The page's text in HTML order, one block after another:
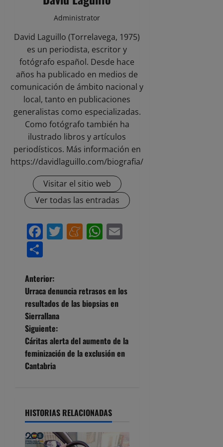
Administrator
David Laguillo (Torrelavega, 1975)
es un periodista, escritor y
fotógrafo español. Desde hace
años ha publicado en medios de
comunicación de ámbito nacional y
local, tanto en publicaciones
generalistas como especializadas.
Como fotógrafo también ha
ilustrado libros y artículos
periodísticos. Más información en
https://davidlaguillo.com/biografia/
Visitar el sitio web
Ver todas las entradas
Facebook
Twitter
Meneame
WhatsApp
N
a
v
e
g
c
i
Anterior:
Urraca denuncia retrasos en los
resultados de las biopsias en
Sierrallana
Siguiente:
Cáritas alerta del aumento de la
feminización de la exclusión en
Cantabria
HISTORIAS RELACIONADAS